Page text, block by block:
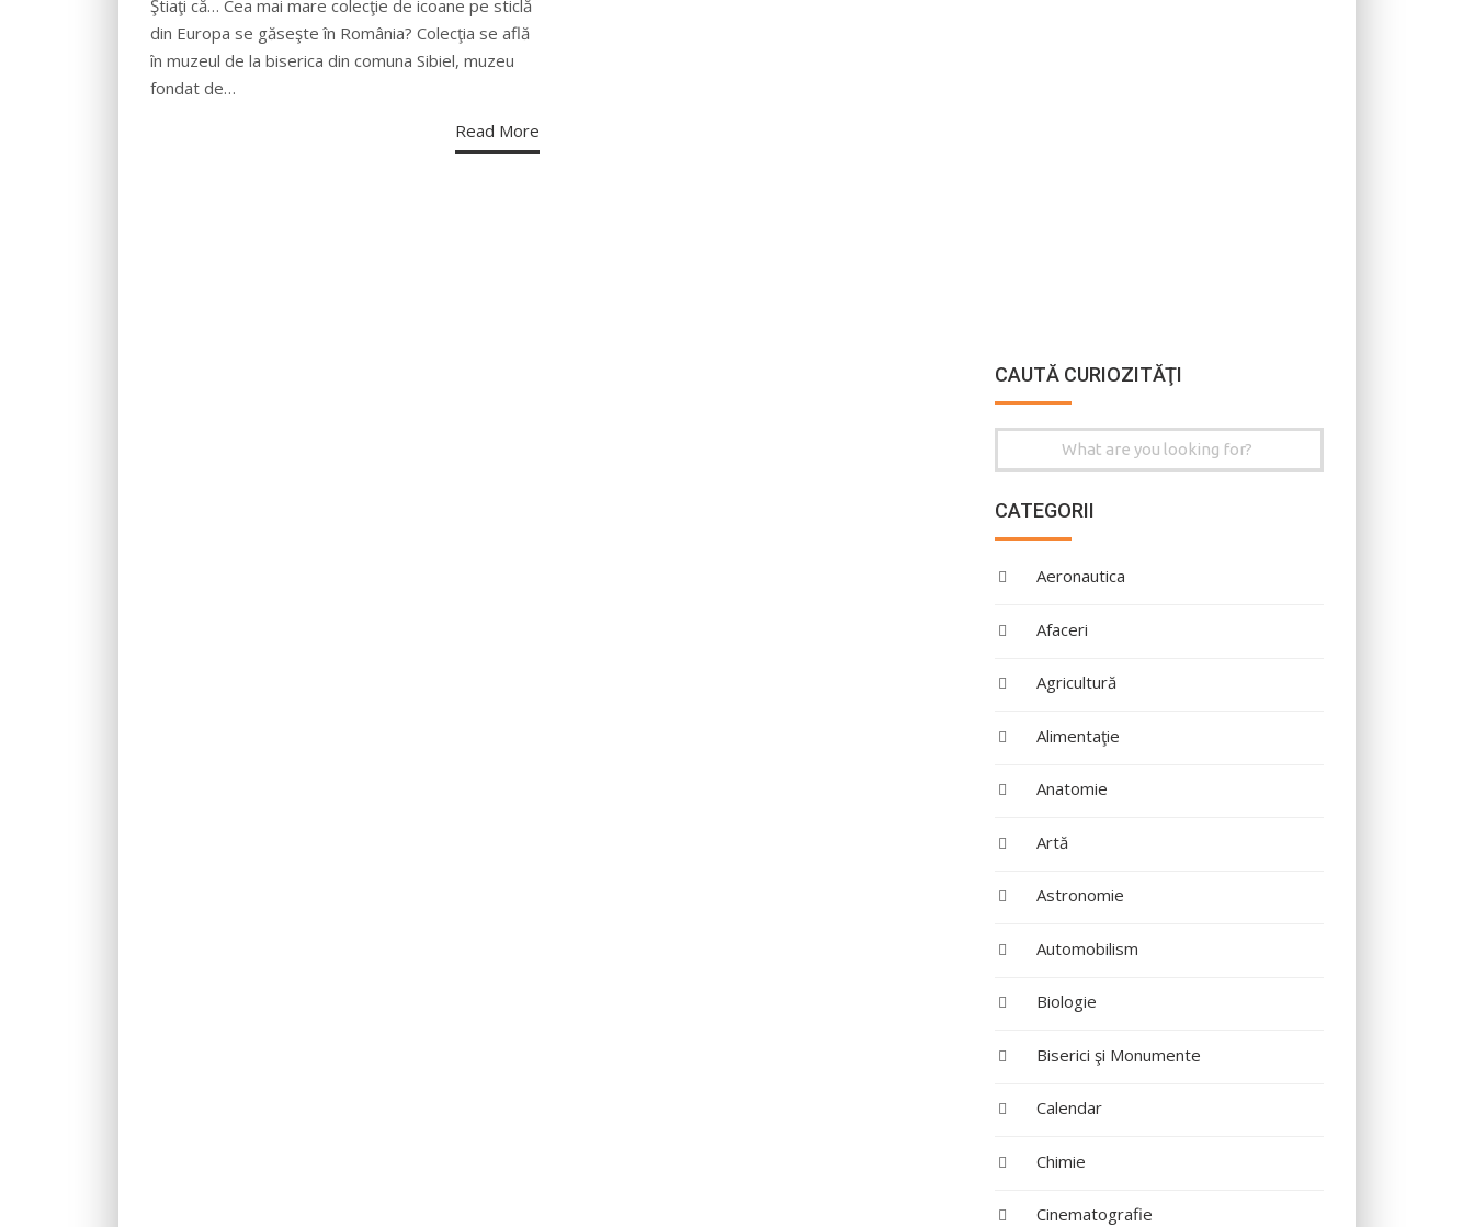
Ştiaţi că… Cea mai mare colecţie de icoane pe sticlă
din Europa se găseşte în România? Colecţia se află
în muzeul de la biserica din comuna Sibiel, muzeu
fondat de…
Read More
CAUTĂ CURIOZITĂŢI
Search
CATEGORII
Aeronautica
Afaceri
Agricultură
Alimentaţie
Anatomie
Artă
Astronomie
Automobilism
Biologie
Biserici şi Monumente
Calendar
Chimie
Cinematografie